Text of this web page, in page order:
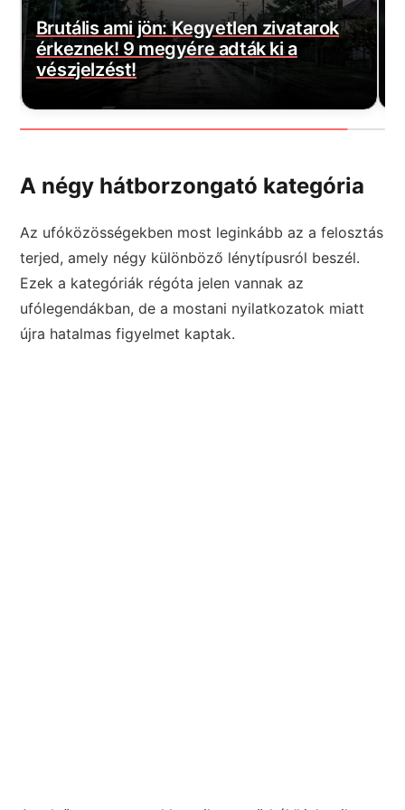
Magyar Péter bejelentette a várva-
várt jó hírt! Végre elkezdődött…
A négy hátborzongató kategória
Az ufóközösségekben most leginkább az a felosztás
terjed, amely négy különböző lénytípusról beszél.
Ezek a kategóriák régóta jelen vannak az
ufólegendákban, de a mostani nyilatkozatok miatt
újra hatalmas figyelmet kaptak.